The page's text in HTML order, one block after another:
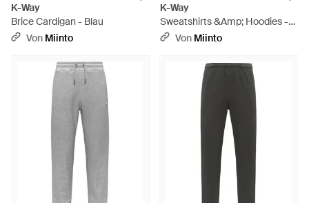
K-Way
Brice Cardigan - Blau
Von Miinto
K-Way
Sweatshirts &Amp; Hoodies -
Schwarz
Von Miinto